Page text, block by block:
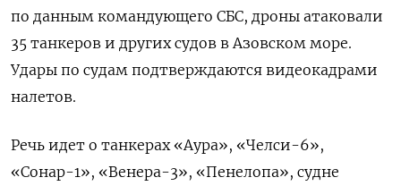
по данным командующего СБС, дроны атаковали
35 танкеров и других судов в Азовском море.
Удары по судам подтверждаются видеокадрами
налетов.
Речь идет о танкерах «Аура», «Челси-6»,
«Сонар-1», «Венера-3», «Пенелопа», судне